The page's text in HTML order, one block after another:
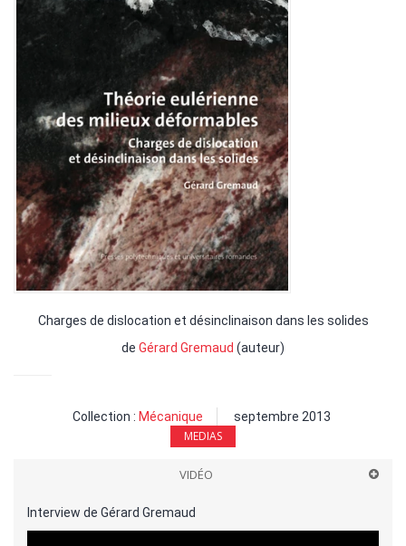
Charges de dislocation et désinclinaison dans les solides
de Gérard Gremaud (auteur)
Collection : Mécanique septembre 2013
MEDIAS
VIDÉO
Interview de Gérard Gremaud